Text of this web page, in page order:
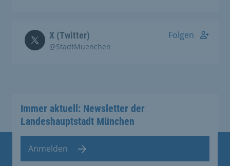
X (Twitter)
@StadtMuenchen
Folgen
Immer aktuell: Newsletter der
Landeshauptstadt München
Anmelden